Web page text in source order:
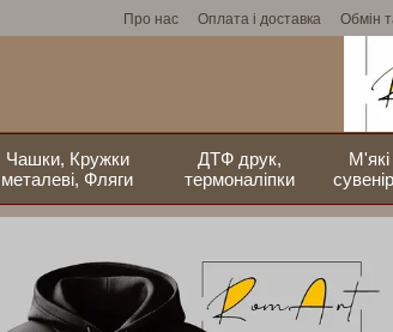
Про нас Оплата і доставка Обмін
Чашки, Кружки
металеві, Фляги
ДТФ друк,
термоналіпки
М'які